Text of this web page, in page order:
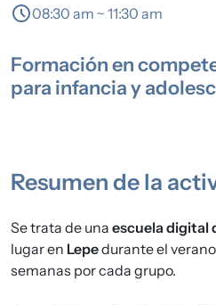
schedule08:30 am ~ 11:30 am
Formación en
para infancia y
Resumen de la
Se trata de una escuela digital
lugar en Lepedurante el
semanas por cada grupo.